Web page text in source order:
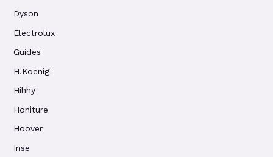
Dyson
Electrolux
Guides
H.Koenig
Hihhy
Honiture
Hoover
Inse